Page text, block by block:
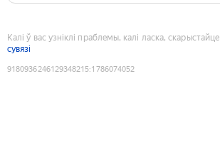
Калі ў вас узніклі праблемы, калі ласка, скарыстайце
сувязі
9180936246129348215:1786074052